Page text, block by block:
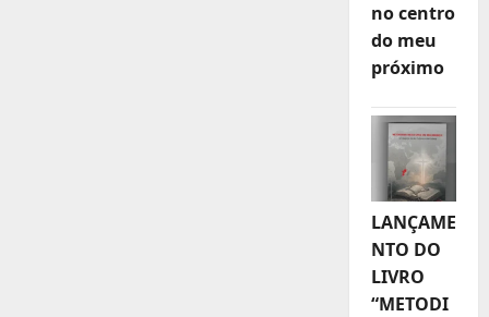
no centro
do meu
próximo
LANÇAME
NTO DO
LIVRO
“METODI